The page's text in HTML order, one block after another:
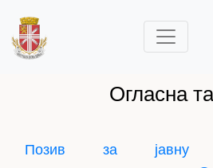
Огласна
Позив за јавну